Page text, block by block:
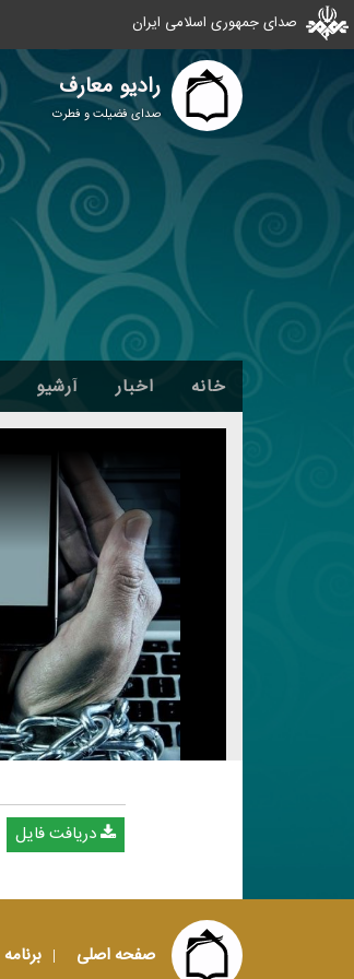
صدای جمهوری اسلامی ایران
رادیو معارف
صدای فضیلت و فطرت
خانه اخبار آرشیو
دریافت فایل
صفحه اصلی برنامه